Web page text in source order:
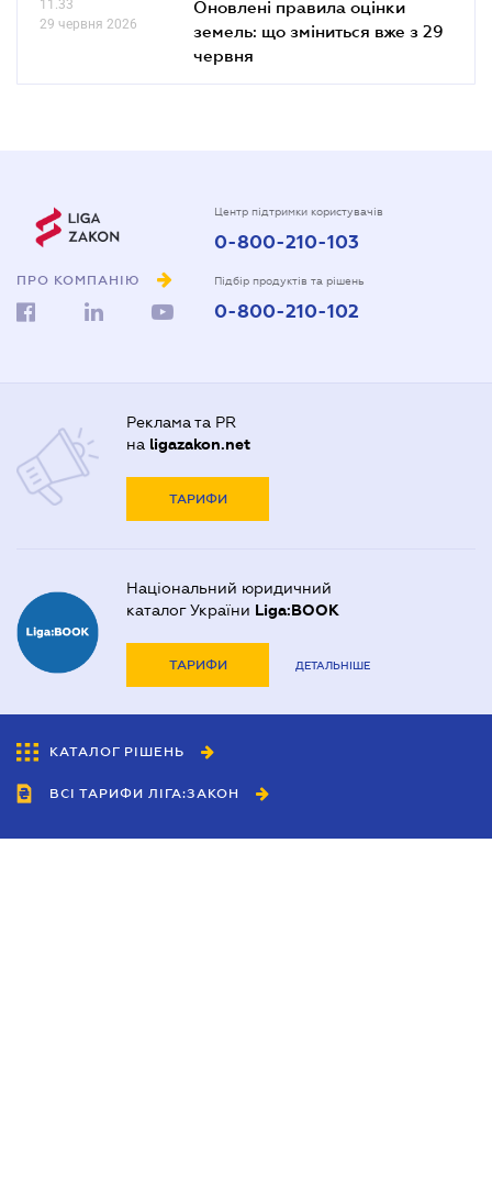
11.33
29 червня 2026
Оновлені правила оцінки
земель: що зміниться вже з 29
червня
ПРО КОМПАНІЮ
Центр підтримки користувачів
0-800-210-103
Підбір продуктів та рішень
0-800-210-102
Реклама та PR
на ligazakon.net
ТАРИФИ
Національний юридичний
каталог України Liga:BOOK
ТАРИФИ ДЕТАЛЬНІШЕ
КАТАЛОГ РІШЕНЬ
ВСІ ТАРИФИ ЛІГА:ЗАКОН